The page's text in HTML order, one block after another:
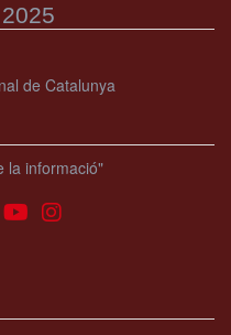
de Catalunya
la informació"